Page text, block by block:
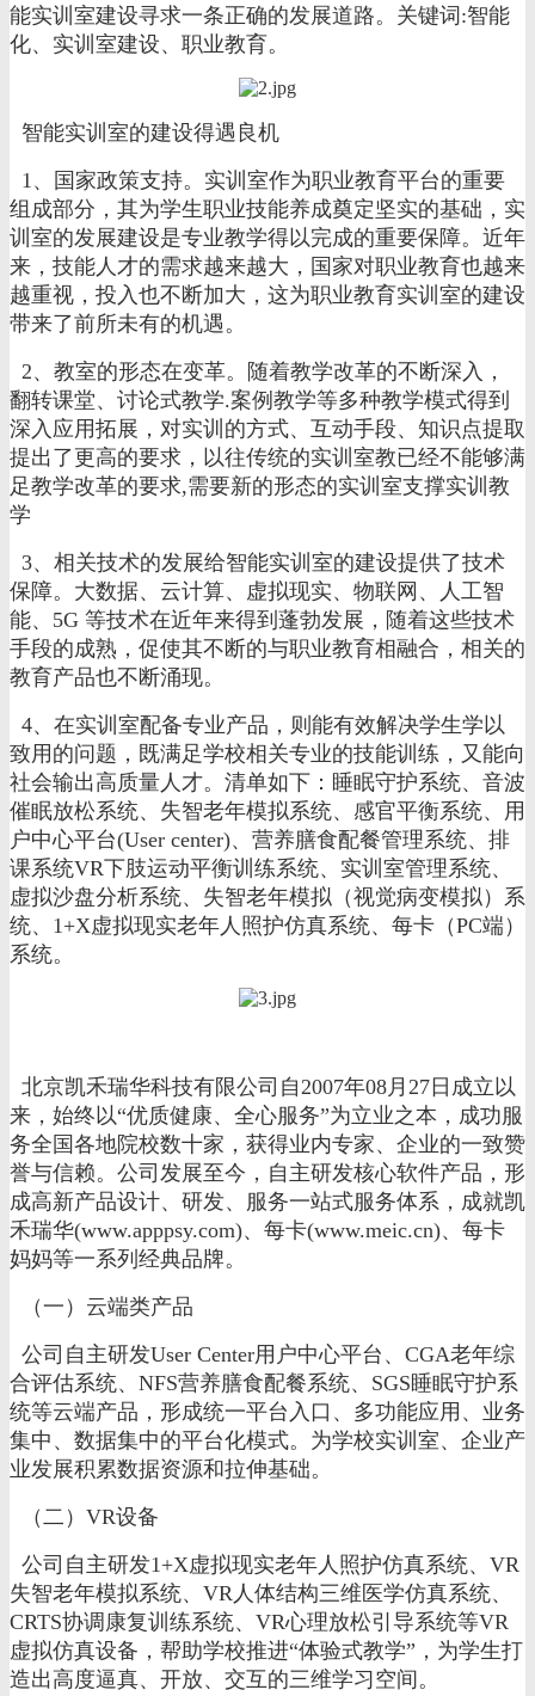
能实训室建设寻求一条正确的发展道路。关键词:智能
化、实训室建设、职业教育。
智能实训室的建设得遇良机
1、国家政策支持。实训室作为职业教育平台的重要
组成部分，其为学生职业技能养成奠定坚实的基础，实
训室的发展建设是专业教学得以完成的重要保障。近年
来，技能人才的需求越来越大，国家对职业教育也越来
越重视，投入也不断加大，这为职业教育实训室的建设
带来了前所未有的机遇。
2、教室的形态在变革。随着教学改革的不断深入，
翻转课堂、讨论式教学.案例教学等多种教学模式得到
深入应用拓展，对实训的方式、互动手段、知识点提取
提出了更高的要求，以往传统的实训室教已经不能够满
足教学改革的要求,需要新的形态的实训室支撑实训教
学
3、相关技术的发展给智能实训室的建设提供了技术
保障。大数据、云计算、虚拟现实、物联网、人工智
能、5G 等技术在近年来得到蓬勃发展，随着这些技术
手段的成熟，促使其不断的与职业教育相融合，相关的
教育产品也不断涌现。
4、在实训室配备专业产品，则能有效解决学生学以
致用的问题，既满足学校相关专业的技能训练，又能向
社会输出高质量人才。清单如下：睡眠守护系统、音波
催眠放松系统、失智老年模拟系统、感官平衡系统、用
户中心平台(User center)、营养膳食配餐管理系统、排
课系统VR下肢运动平衡训练系统、实训室管理系统、
虚拟沙盘分析系统、失智老年模拟（视觉病变模拟）系
统、1+X虚拟现实老年人照护仿真系统、每卡（PC端）
系统。
北京凯禾瑞华科技有限公司自2007年08月27日成立以
来，始终以“优质健康、全心服务”为立业之本，成功服
务全国各地院校数十家，获得业内专家、企业的一致赞
誉与信赖。公司发展至今，自主研发核心软件产品，形
成高新产品设计、研发、服务一站式服务体系，成就凯
禾瑞华(www.apppsy.com)、每卡(www.meic.cn)、每卡
妈妈等一系列经典品牌。
（一）云端类产品
公司自主研发User Center用户中心平台、CGA老年综
合评估系统、NFS营养膳食配餐系统、SGS睡眠守护系
统等云端产品，形成统一平台入口、多功能应用、业务
集中、数据集中的平台化模式。为学校实训室、企业产
业发展积累数据资源和拉伸基础。
（二）VR设备
公司自主研发1+X虚拟现实老年人照护仿真系统、VR
失智老年模拟系统、VR人体结构三维医学仿真系统、
CRTS协调康复训练系统、VR心理放松引导系统等VR
虚拟仿真设备，帮助学校推进“体验式教学”，为学生打
造出高度逼真、开放、交互的三维学习空间。